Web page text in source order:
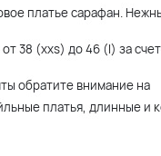
платье сарафан.
38 (xxs) до 46 (l) за
обратите внимание на
платья, длинные и